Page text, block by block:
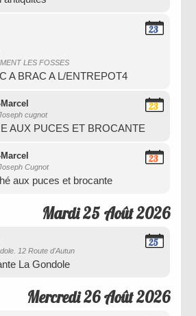
LES FOSSES
A BRAC A L/ENTREPOT4
23
cugnot
AUX PUCES ET BROCANTE
23
2026
Cugnot
aux puces et brocante
23
Mardi 25 Août 2026
12 Route d'Autun
La Gondole
25
Mercredi 26 Août 2026